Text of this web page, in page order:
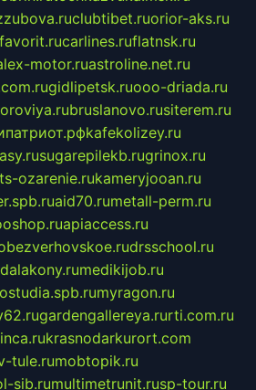
clubtibet.ruorior-aks.ru
carlines.ruflatnsk.ru
motor.ruastroline.net.ru
gidlipetsk.ruooo-driada.ru
bruslanovo.rusiterem.ru
kafekolizey.ru
sugarepilekb.rugrinox.ru
ozarenie.rukameryjooan.ru
aid70.rumetall-perm.ru
apiaccess.ru
bezverhovskoe.rudrsschool.ru
dalakony.rumedikijob.ru
myragon.ru
gardengallereya.rurti.com.ru
krasnodarkurort.com
tule.rumobtopik.ru
sib.rumultimetrunit.rusp-tour.ru